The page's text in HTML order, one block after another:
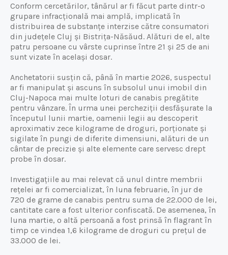
Conform cercetărilor, tânărul ar fi făcut parte dintr-o
grupare infracțională mai amplă, implicată în
distribuirea de substanțe interzise către consumatori
din județele Cluj și Bistrița-Năsăud. Alături de el, alte
patru persoane cu vârste cuprinse între 21 și 25 de ani
sunt vizate în același dosar.
Anchetatorii susțin că, până în martie 2026, suspectul
ar fi manipulat și ascuns în subsolul unui imobil din
Cluj-Napoca mai multe loturi de canabis pregătite
pentru vânzare. În urma unei percheziții desfășurate la
începutul lunii martie, oamenii legii au descoperit
aproximativ zece kilograme de droguri, porționate și
sigilate în pungi de diferite dimensiuni, alături de un
cântar de precizie și alte elemente care servesc drept
probe în dosar.
Investigațiile au mai relevat că unul dintre membrii
rețelei ar fi comercializat, în luna februarie, în jur de
720 de grame de canabis pentru suma de 22.000 de lei,
cantitate care a fost ulterior confiscată. De asemenea, în
luna martie, o altă persoană a fost prinsă în flagrant în
timp ce vindea 1,6 kilograme de droguri cu prețul de
33.000 de lei.